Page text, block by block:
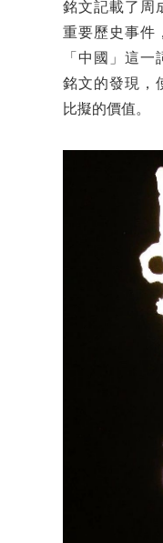
銘文記載了周
重要歷史事件
「中國」這
銘文的發現，
比擬的價值。